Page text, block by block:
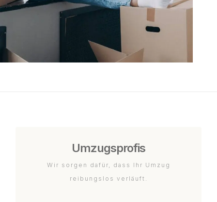
Umzugsprofis
Wir sorgen dafür, dass Ihr Umzug
reibungslos verläuft.